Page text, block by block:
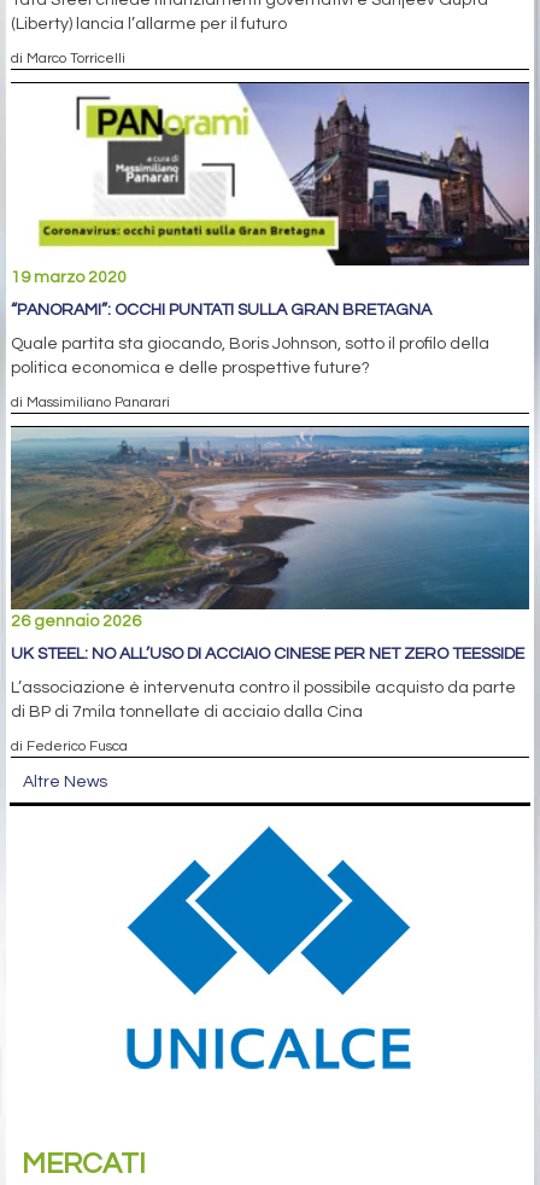
(Liberty) lancia l’allarme per il futuro
di Marco Torricelli
19 marzo 2020
“PANORAMI”: OCCHI PUNTATI SULLA GRAN BRETAGNA
Quale partita sta giocando, Boris Johnson, sotto il profilo della
politica economica e delle prospettive future?
di Massimiliano Panarari
26 gennaio 2026
UK STEEL: NO ALL’USO DI ACCIAIO CINESE PER NET ZERO TEESSIDE
L’associazione è intervenuta contro il possibile acquisto da parte
di BP di 7mila tonnellate di acciaio dalla Cina
di Federico Fusca
Altre News
MERCATI